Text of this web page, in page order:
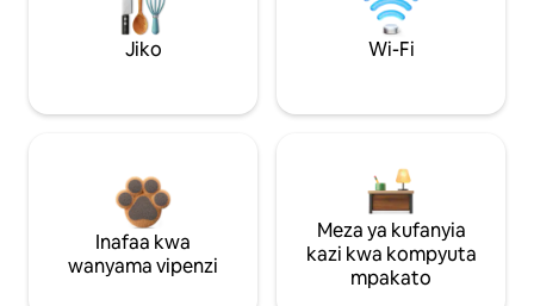
Jiko Wi-Fi
Inafaa kwa
wanyama vipenzi
Meza ya kufanyia
kazi kwa kompyuta
mpakato